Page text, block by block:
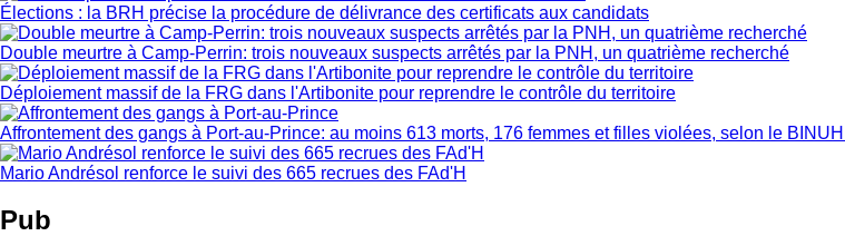
Élections : la BRH précise la procédure de délivrance des certificats aux candidats
Double meurtre à Camp-Perrin: trois nouveaux suspects arrêtés par la PNH, un quatrième recherché
Déploiement massif de la FRG dans l'Artibonite pour reprendre le contrôle du territoire
Affrontement des gangs à Port-au-Prince: au moins 613 morts, 176 femmes et filles violées, selon le BINUH
Mario Andrésol renforce le suivi des 665 recrues des FAd'H
Pub